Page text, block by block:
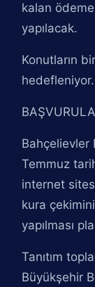
kalan
yapılacak.
Konutların
hedefleniyor.
Bahçelievler
Temmuz
internet
kura
yapılması
Tanıtım
Büyükşehir